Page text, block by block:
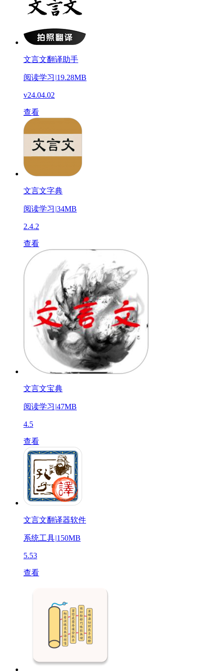
文言文翻译助手
阅读学习 |19.28MB
v24.04.02
查看
文言文字典
阅读学习 |34MB
2.4.2
查看
文言文宝典
阅读学习 |47MB
4.5
查看
文言文翻译器软件
系统工具|150MB
5.53
查看